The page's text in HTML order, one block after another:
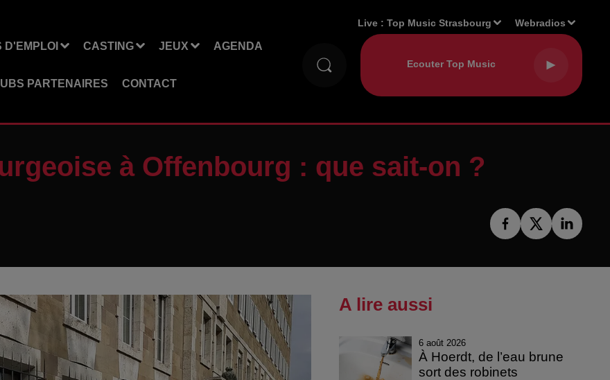
D'EMPLOI CASTING JEUX AGENDA
PARTENAIRES CONTACT
Live :Top Music Strasbourg Webradios
à Offenbourg : que sait-on ?
A lire aussi
6 août 2026
À Hoerdt, de l’eau brune
sort des robinets